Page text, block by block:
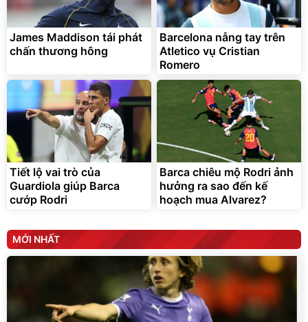
tráng nhôm 03 lớp
392.000
325.000đ
Đã bán nhiều
Force C14 gấp gọn bỏ cốp
tiện lợi
9.900.000đ
7.092.000đ
Đang xem nhiều
G-FORCE VIETNA
James Maddison tái phát
chấn thương hông
Barcelona nẫng tay trên
Atletico vụ Cristian
Romero
Tiết lộ vai trò của
Guardiola giúp Barca
cướp Rodri
Barca chiêu mộ Rodri ảnh
hưởng ra sao đến kế
hoạch mua Alvarez?
MỚI NHẤT